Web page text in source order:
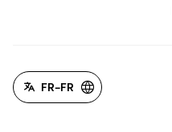
FR-FR